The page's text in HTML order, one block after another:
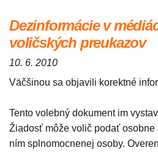
Dezinformácie v
voličských preukazov
10. 6. 2010
Väčšinou sa objavili korektné
Tento volebný dokument im
Žiadosť môže volič podať osobne
ním splnomocnenej osoby.